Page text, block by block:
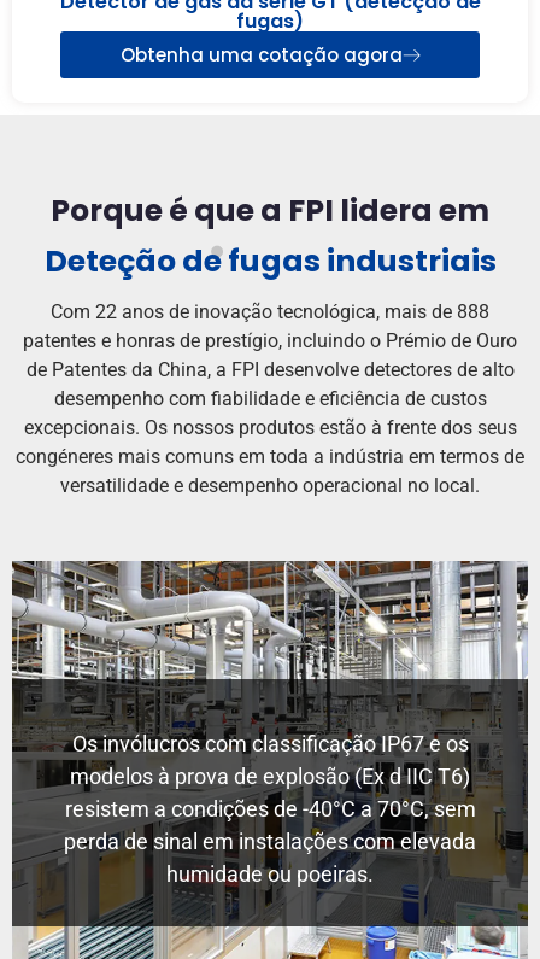
fugas)
Obtenha uma cotação agora
Porque é que a FPI lidera em
Deteção de fugas industriais
Com 22 anos de inovação tecnológica, mais de 888
patentes e honras de prestígio, incluindo o Prémio de Ouro
de Patentes da China, a FPI desenvolve detectores de alto
desempenho com fiabilidade e eficiência de custos
excepcionais. Os nossos produtos estão à frente dos seus
congéneres mais comuns em toda a indústria em termos de
versatilidade e desempenho operacional no local.
Os invólucros com classificação IP67 e os
modelos à prova de explosão (Ex d IIC T6)
resistem a condições de -40°C a 70°C, sem
perda de sinal em instalações com elevada
humidade ou poeiras.